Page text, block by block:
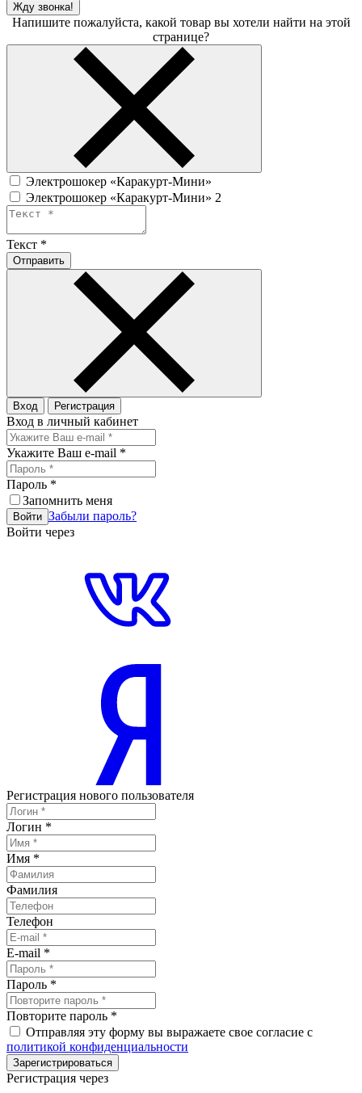
Жду звонка!
Напишите пожалуйста, какой товар вы хотели найти на этой
странице?
Электрошокер «Каракурт-Мини»
Электрошокер «Каракурт-Мини» 2
Текст *
Отправить
Вход Регистрация
Вход в личный кабинет
Укажите Ваш e-mail *
Пароль *
Запомнить меня
Войти Забыли пароль?
Войти через
Регистрация нового пользователя
Логин *
Имя *
Фамилия
Телефон
E-mail *
Пароль *
Повторите пароль *
Отправляя эту форму вы выражаете свое согласие с
политикой конфиденциальности
Зарегистрироваться
Регистрация через